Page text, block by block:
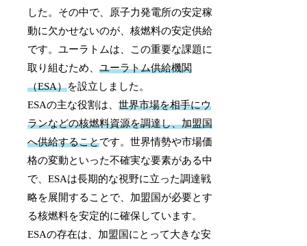
した。その中で、原子力発電所の安定稼
動に欠かせないのが、核燃料の安定供給
です。ユーラトムは、この重要な課題に
取り組むため、ユーラトム供給機関
（ESA）を設立しました。
ESAの主な役割は、世界市場を相手にウ
ランなどの核燃料資源を調達し、加盟国
へ供給することです。世界情勢や市場価
格の変動といった不確実な要素がある中
で、ESAは長期的な視野に立った調達戦
略を展開することで、加盟国が必要とす
る核燃料を安定的に確保しています。
ESAの存在は、加盟国にとって大きな安